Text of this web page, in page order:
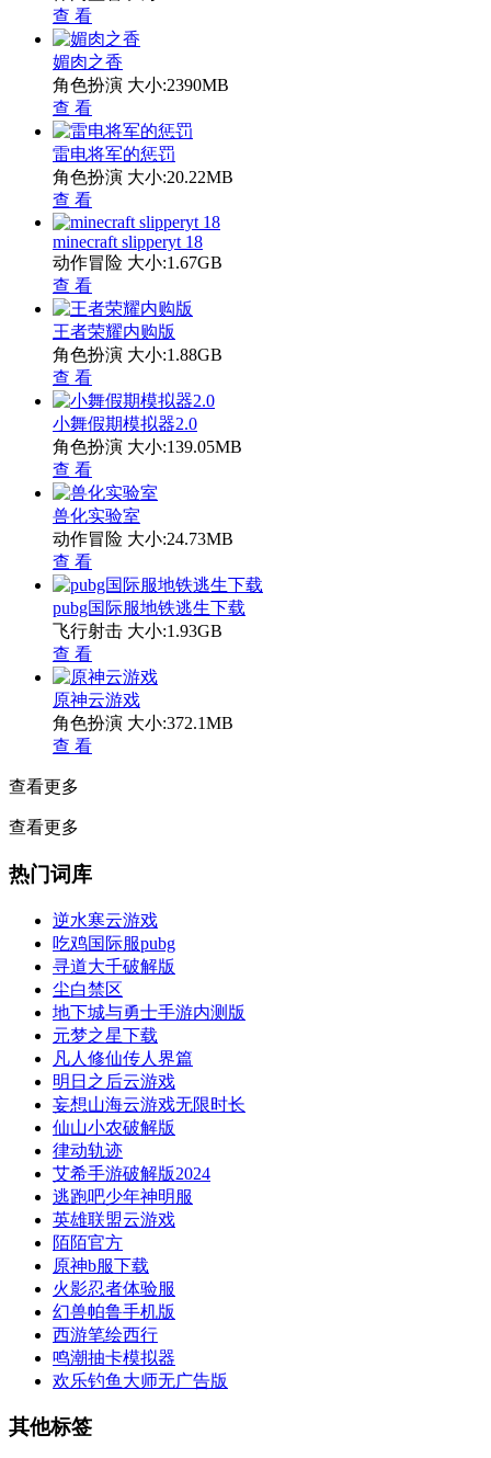
查 看
媚肉之香
角色扮演 大小:2390MB
查 看
雷电将军的惩罚
角色扮演 大小:20.22MB
查 看
minecraft slipperyt 18
动作冒险 大小:1.67GB
查 看
王者荣耀内购版
角色扮演 大小:1.88GB
查 看
小舞假期模拟器2.0
角色扮演 大小:139.05MB
查 看
兽化实验室
动作冒险 大小:24.73MB
查 看
pubg国际服地铁逃生下载
飞行射击 大小:1.93GB
查 看
原神云游戏
角色扮演 大小:372.1MB
查 看
查看更多
查看更多
热门词库
逆水寒云游戏
吃鸡国际服pubg
寻道大千破解版
尘白禁区
地下城与勇士手游内测版
元梦之星下载
凡人修仙传人界篇
明日之后云游戏
妄想山海云游戏无限时长
仙山小农破解版
律动轨迹
艾希手游破解版2024
逃跑吧少年神明服
英雄联盟云游戏
陌陌官方
原神b服下载
火影忍者体验服
幻兽帕鲁手机版
西游笔绘西行
鸣潮抽卡模拟器
欢乐钓鱼大师无广告版
其他标签